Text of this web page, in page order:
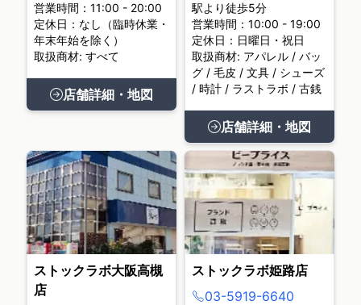
営業時間：11:00 - 20:00
定休日：なし（臨時休業・
年末年始を除く）
取扱商材: すべて
店舗詳細・地図
駅より徒歩5分
営業時間：10:00 - 19:00
定休日：日曜日・祝日
取扱商材: アパレル / バッ
グ / 毛皮 / 文具 / シューズ
/ 時計 / ラストラボ / 古銭
店舗詳細・地図
ストックラボ大阪高槻
店
ストックラボ姫路店
03-5919-6640